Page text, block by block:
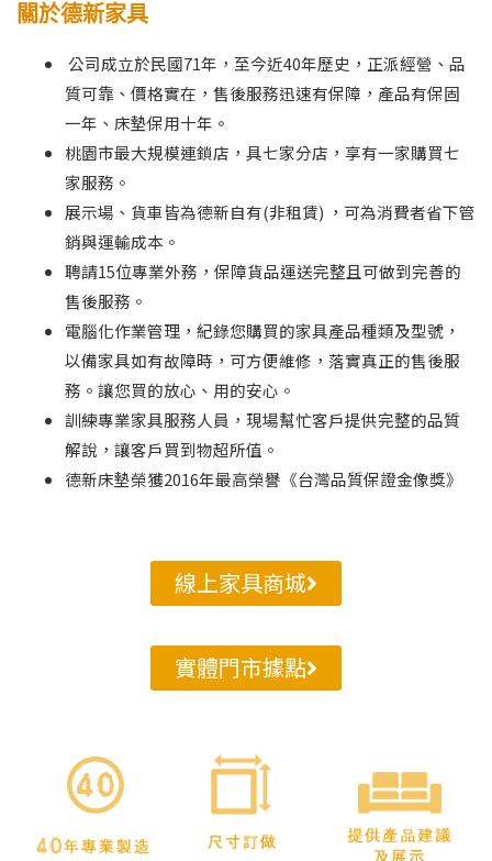
關於德新家具
公司成立於民國71年，至今近40年歷史，正派經營、品
質可靠、價格實在，售後服務迅速有保障，產品有保固
一年、床墊保用十年。
桃園市最大規模連鎖店，具七家分店，享有一家購買七
家服務。
展示場、貨車皆為德新自有(非租賃) ，可為消費者省下管
銷與運輸成本。
聘請15位專業外務，保障貨品運送完整且可做到完善的
售後服務。
電腦化作業管理，紀錄您購買的家具產品種類及型號，
以備家具如有故障時，可方便維修，落實真正的售後服
務。讓您買的放心、用的安心。
訓練專業家具服務人員，現場幫忙客戶提供完整的品質
解說，讓客戶買到物超所值。
德新床墊榮獲2016年最高榮譽《台灣品質保證金像獎》
線上家具商城
實體門市據點